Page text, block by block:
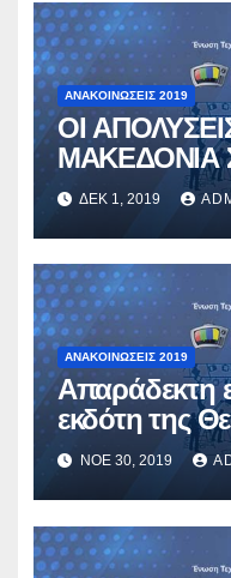
ΑΝΑΚΟΙΝΏΣΕΙΣ 2019
ΟΙ
ΜΑΚΕΔΟΝΙΑ
ΔΕΚ 1, 2019
ΑΝΑΚΟΙΝΏΣΕΙΣ 2019
Απαράδεκτη
εκδότη της
ΝΟΈ 30, 2019